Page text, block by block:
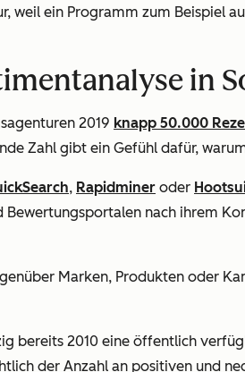
weil ein Programm zum
in
2019 knapp 50.000
Zahl gibt ein Gefühl dafür,
, Rapidminer oder
nach ihrem
Marken, Produkten oder
bereits 2010 eine öffentlich
der Anzahl an positiven und